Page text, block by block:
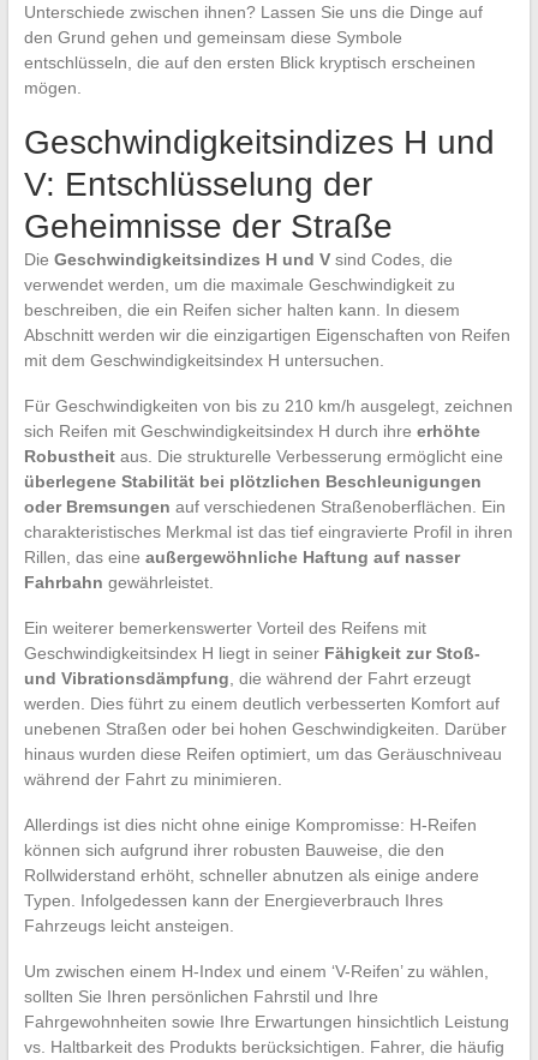
Unterschiede zwischen ihnen? Lassen Sie uns die Dinge auf
den Grund gehen und gemeinsam diese Symbole
entschlüsseln, die auf den ersten Blick kryptisch erscheinen
mögen.
Geschwindigkeitsindizes H und
V: Entschlüsselung der
Geheimnisse der Straße
Die Geschwindigkeitsindizes H und Vsind Codes, die
verwendet werden, um die maximale Geschwindigkeit zu
beschreiben, die ein Reifen sicher halten kann. In diesem
Abschnitt werden wir die einzigartigen Eigenschaften von Reifen
mit dem Geschwindigkeitsindex H untersuchen.
Für Geschwindigkeiten von bis zu 210 km/h ausgelegt, zeichnen
sich Reifen mit Geschwindigkeitsindex H durch ihre erhöhte
Robustheitaus. Die strukturelle Verbesserung ermöglicht eine
überlegene Stabilität bei plötzlichen Beschleunigungen
oder Bremsungen auf verschiedenen Straßenoberflächen. Ein
charakteristisches Merkmal ist das tief eingravierte Profil in ihren
Rillen, das eine außergewöhnliche Haftung auf nasser
Fahrbahn gewährleistet.
Ein weiterer bemerkenswerter Vorteil des Reifens mit
Geschwindigkeitsindex H liegt in seiner Fähigkeit zur Stoß-
und Vibrationsdämpfung , die während der Fahrt erzeugt
werden. Dies führt zu einem deutlich verbesserten Komfort auf
unebenen Straßen oder bei hohen Geschwindigkeiten. Darüber
hinaus wurden diese Reifen optimiert, um das Geräuschniveau
während der Fahrt zu minimieren.
Allerdings ist dies nicht ohne einige Kompromisse: H-Reifen
können sich aufgrund ihrer robusten Bauweise, die den
Rollwiderstand erhöht, schneller abnutzen als einige andere
Typen. Infolgedessen kann der Energieverbrauch Ihres
Fahrzeugs leicht ansteigen.
Um zwischen einem H-Index und einem ‘V-Reifen’ zu wählen,
sollten Sie Ihren persönlichen Fahrstil und Ihre
Fahrgewohnheiten sowie Ihre Erwartungen hinsichtlich Leistung
vs. Haltbarkeit des Produkts berücksichtigen. Fahrer, die häufig